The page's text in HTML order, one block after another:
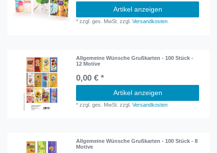
Artikel anzeigen
*zzgl. ges. MwSt. zzgl.Versandkosten
Allgemeine Wünsche Grußkarten - 100 Stück -
12 Motive
0,00 € *
Artikel anzeigen
*zzgl. ges. MwSt. zzgl.Versandkosten
Allgemeine Wünsche Grußkarten - 100 Stück - 8
Motive